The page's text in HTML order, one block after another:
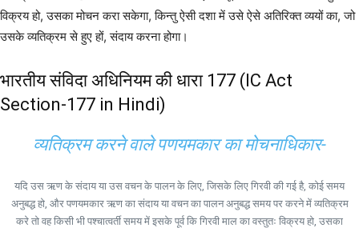
विक्रय हो, उसका मोचन करा सकेगा, किन्तु ऐसी दशा में उसे ऐसे अतिरिक्त व्ययों का, जो
उसके व्यतिक्रम से हुए हों, संदाय करना होगा।
भारतीय संविदा अधिनियम की धारा 177 (IC Act
Section-177 in Hindi)
व्यतिक्रम करने वाले पणयमकार का मोचनाधिकार-
यदि उस ऋण के संदाय या उस वचन के पालन के लिए, जिसके लिए गिरवी की गई है, कोई समय
अनुबद्ध हो, और पणयमकार ऋण का संदाय या वचन का पालन अनुबद्ध समय पर करने में व्यतिक्रम
करे तो वह किसी भी पश्चात्वर्ती समय में इसके पूर्व कि गिरवी माल का वस्तुतः विक्रय हो, उसका